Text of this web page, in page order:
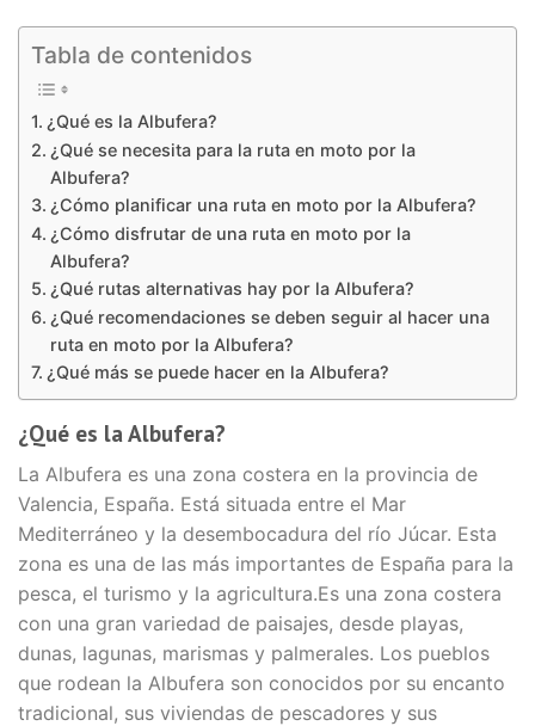
Tabla de contenidos
¿Qué es la Albufera?
¿Qué se necesita para la ruta en moto por la
Albufera?
¿Cómo planificar una ruta en moto por la Albufera?
¿Cómo disfrutar de una ruta en moto por la
Albufera?
¿Qué rutas alternativas hay por la Albufera?
¿Qué recomendaciones se deben seguir al hacer una
ruta en moto por la Albufera?
¿Qué más se puede hacer en la Albufera?
¿Qué es la Albufera?
La Albufera es una zona costera en la provincia de
Valencia, España. Está situada entre el Mar
Mediterráneo y la desembocadura del río Júcar. Esta
zona es una de las más importantes de España para la
pesca, el turismo y la agricultura.Es una zona costera
con una gran variedad de paisajes, desde playas,
dunas, lagunas, marismas y palmerales. Los pueblos
que rodean la Albufera son conocidos por su encanto
tradicional, sus viviendas de pescadores y sus